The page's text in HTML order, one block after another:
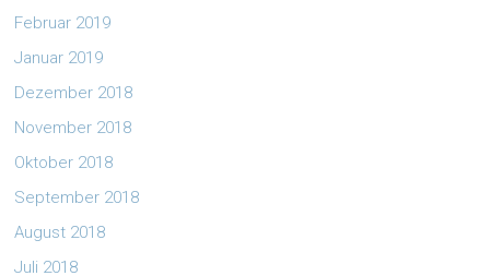
Februar 2019
Januar 2019
Dezember 2018
November 2018
Oktober 2018
September 2018
August 2018
Juli 2018